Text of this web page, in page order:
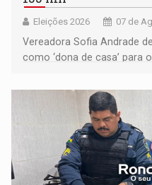
Eleições 2026 07 de
Vereadora Sofia Andrade
como ‘dona de casa’ para